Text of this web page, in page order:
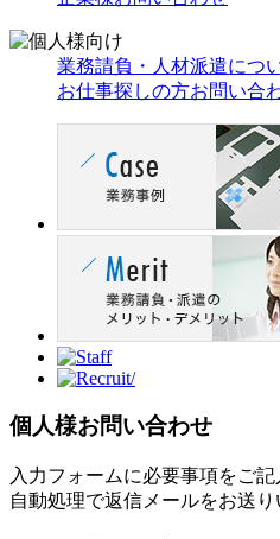
業務請負・人材派遣につ
お仕事探しの方お問い合
個人様お問い合わせ
入力フォームに必要事項をご
自動処理で返信メールをお送